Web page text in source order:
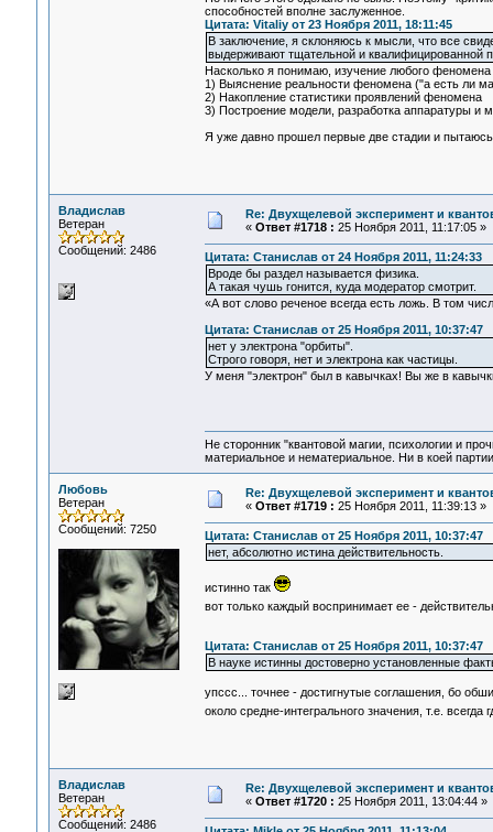
способностей вполне заслуженное.
Цитата: Vitaliy от 23 Ноября 2011, 18:11:45
В заключение, я склоняюсь к мысли, что все
выдерживают тщательной и квалифицированной
Насколько я понимаю, изучение любого феномена
1) Выяснение реальности феномена ("а есть ли
2) Накопление статистики проявлений феномена
3) Построение модели, разработка аппаратуры и
Я уже давно прошел первые две стадии и
Владислав
Ветеран
Сообщений: 2486
Re: Двухщелевой эксперимент и
« Ответ #1718 : 25 Ноября 2011, 11:17:05 »
Цитата: Станислав от 24 Ноября 2011, 11:24:33
Вроде бы раздел называется физика.
А такая чушь гонится, куда модератор смотрит.
«А вот слово реченое всегда есть ложь. В том
Цитата: Станислав от 25 Ноября 2011, 10:37:47
нет у электрона "орбиты".
Строго говоря, нет и электрона как частицы.
У меня "электрон" был в кавычках! Вы же в
Не сторонник "квантовой магии, психологии и
материальное и нематериальное. Ни в коей
Любовь
Ветеран
Сообщений: 7250
Re: Двухщелевой эксперимент и
« Ответ #1719 : 25 Ноября 2011, 11:39:13 »
Цитата: Станислав от 25 Ноября 2011, 10:37:47
нет, абсолютно истина действительность.
истинно так
вот только каждый воспринимает ее -
Цитата: Станислав от 25 Ноября 2011, 10:37:47
В науке истинны достоверно установленные
упссс... точнее - достигнутые соглашения, бо
около средне-интегрального значения, т.е. всегда
Владислав
Ветеран
Сообщений: 2486
Re: Двухщелевой эксперимент и
« Ответ #1720 : 25 Ноября 2011, 13:04:44 »